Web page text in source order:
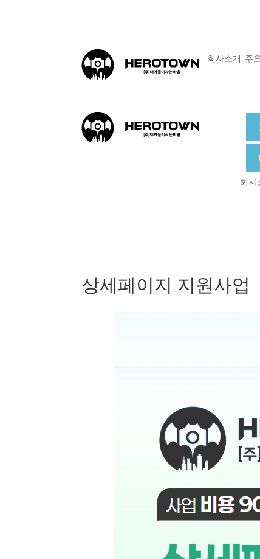
회사소개 주
회사
상세페이지 지원사업